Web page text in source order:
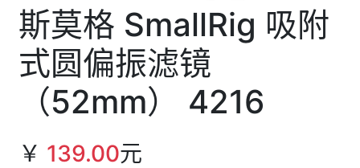
斯莫格 SmallRig 吸附
式圆偏振滤镜
（52mm） 4216
￥ 139.00元